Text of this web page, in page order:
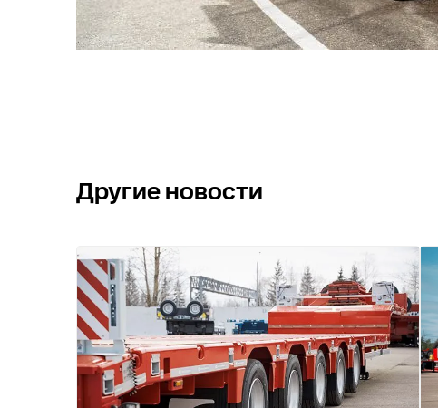
Другие новости